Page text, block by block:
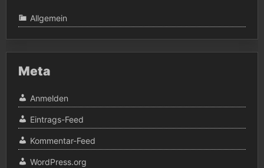
Allgemein
Meta
Anmelden
Eintrags-Feed
Kommentar-Feed
WordPress.org